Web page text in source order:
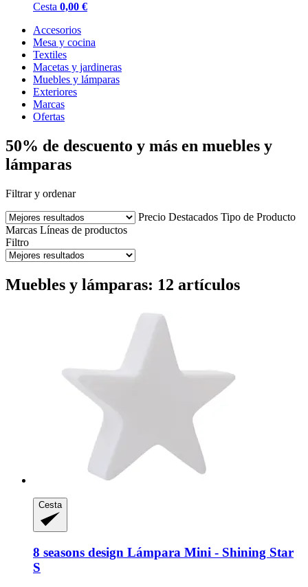
Cesta 0,00 €
Accesorios
Mesa y cocina
Textiles
Macetas y jardineras
Muebles y lámparas
Exteriores
Marcas
Ofertas
50% de descuento y más en muebles y
lámparas
Filtrar y ordenar
Precio Destacados Tipo de Producto
Marcas Líneas de productos
Filtro
Muebles y lámparas: 12 artículos
Cesta
8 seasons design Lámpara Mini -​ Shining Star
S